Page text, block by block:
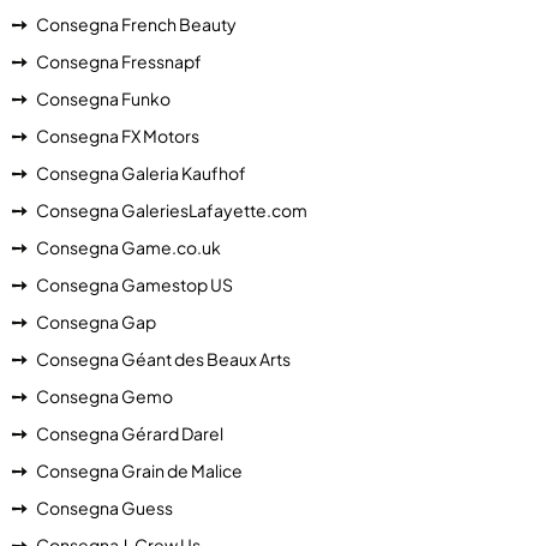
Consegna French Beauty
Consegna Fressnapf
Consegna Funko
Consegna FX Motors
Consegna Galeria Kaufhof
Consegna GaleriesLafayette.com
Consegna Game.co.uk
Consegna Gamestop US
Consegna Gap
Consegna Géant des Beaux Arts
Consegna Gemo
Consegna Gérard Darel
Consegna Grain de Malice
Consegna Guess